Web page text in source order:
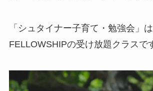
「シュタイナー子育て・勉強会」は
FELLOWSHIPの受け放題クラスで